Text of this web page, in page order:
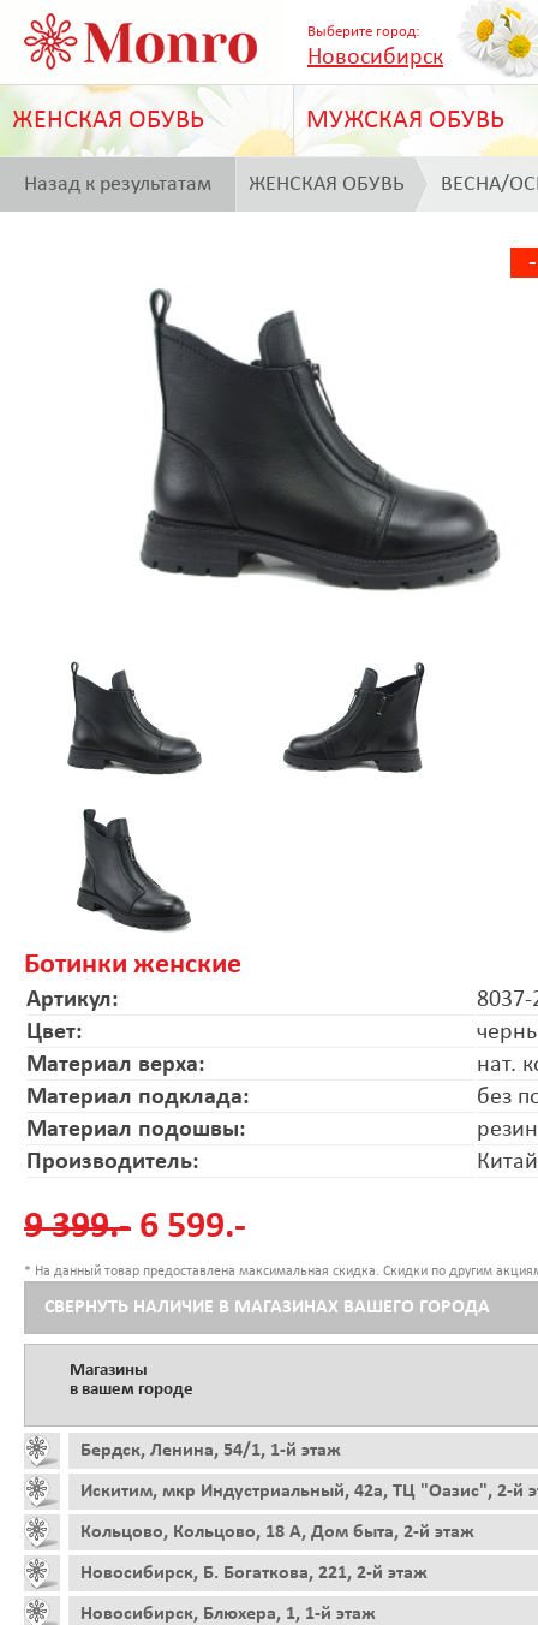
Выберите город:
Новосибирск
ЖЕНСКАЯ ОБУВЬ МУЖСКАЯ ОБУВЬ
Назад к результатам ЖЕНСКАЯ ОБУВЬ ВЕСНА/
Ботинки женские
Артикул:
8037-
Цвет:
Материал верха:
нат.
Материал подклада:
без
Материал подошвы:
Производитель:
Китай
9 399.- 6 599.-
* На данный товар предоставлена максимальная скидка. Скидки по другим
СВЕРНУТЬ НАЛИЧИЕ В МАГАЗИНАХ ВАШЕГО ГОРОДА
Магазины
в вашем городе
Бердск, Ленина, 54/1, 1-й этаж
Искитим, мкр Индустриальный, 42а, ТЦ "Оазис", 2-й
Кольцово, Кольцово, 18 А, Дом быта, 2-й этаж
Новосибирск, Б. Богаткова, 221, 2-й этаж
Новосибирск, Блюхера, 1, 1-й этаж